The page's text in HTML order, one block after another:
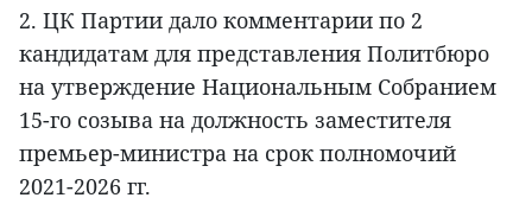
2. ЦК Партии дало комментарии по 2
кандидатам для представления Политбюро
на утверждение Национальным Собранием
15-го созыва на должность заместителя
премьер-министра на срок полномочий
2021-2026 гг.